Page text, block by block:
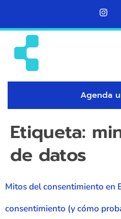
Agenda
Etiqueta:
de datos
Mitos del consentimiento en
consentimiento (y cómo